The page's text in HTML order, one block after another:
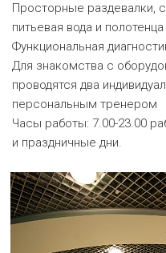
Просторные раздевалки,
питьевая вода и полотенца
Функциональная
Для знакомства с
проводятся два
персональным тренером
Часы работы: 7.00-23.00
и праздничные дни.